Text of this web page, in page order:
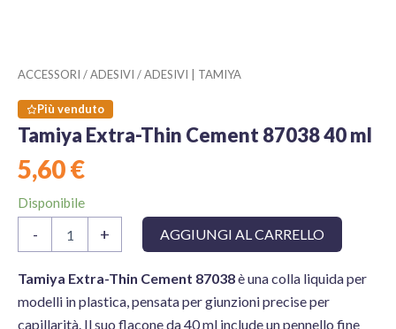
ACCESSORI /ADESIVI /ADESIVI | TAMIYA
Più venduto
Tamiya Extra-Thin Cement 87038 40 ml
5,60€
Disponibile
-
Extra-
Cement
87038
+ AGGIUNGI AL CARRELLO
Tamiya Extra-Thin Cement 87038è una colla liquida per
modelli in plastica, pensata per giunzioni precise per
capillarità. Il suo flacone da 40 ml include un pennello fine